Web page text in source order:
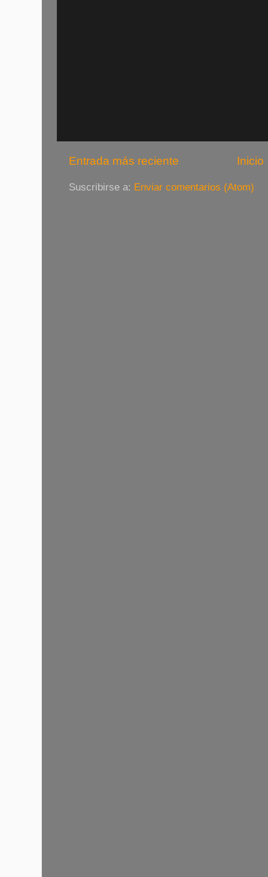
Entrada más reciente Inicio
Suscribirse a: Enviar comentarios (Atom)